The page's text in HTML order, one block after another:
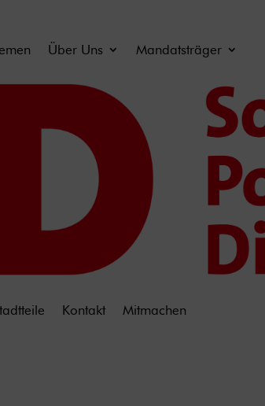
Über Uns Mandatsträger
Kontakt Mitmachen